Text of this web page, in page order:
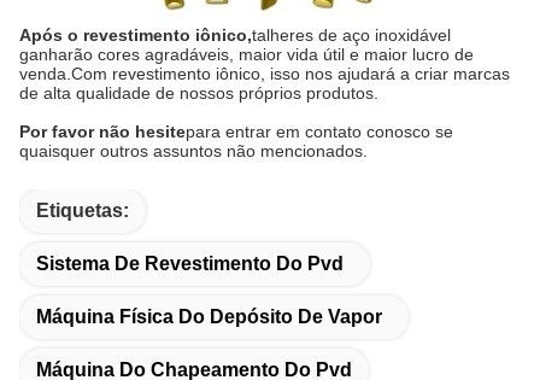
Após o revestimento iônico,talheres de aço inoxidável
ganharão cores agradáveis, maior vida útil e maior lucro de
venda.Com revestimento iônico, isso nos ajudará a criar marcas
de alta qualidade de nossos próprios produtos.
Por favor não hesitepara entrar em contato conosco se
quaisquer outros assuntos não mencionados.
Etiquetas:
Sistema De Revestimento Do Pvd
Máquina Física Do Depósito De Vapor
Máquina Do Chapeamento Do Pvd